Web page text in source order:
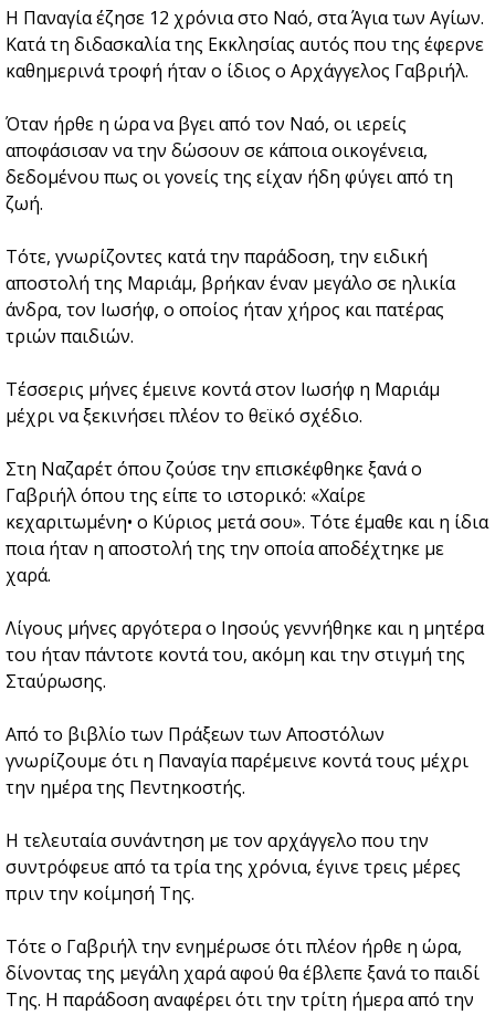
Η Παναγία έζησε 12 χρόνια στο Ναό, στα Άγια των Αγίων.
Κατά τη διδασκαλία της Εκκλησίας αυτός που της έφερνε
καθημερινά τροφή ήταν ο ίδιος ο Αρχάγγελος Γαβριήλ.
Όταν ήρθε η ώρα να βγει από τον Ναό, οι ιερείς
αποφάσισαν να την δώσουν σε κάποια οικογένεια,
δεδομένου πως οι γονείς της είχαν ήδη φύγει από τη
ζωή.
Τότε, γνωρίζοντες κατά την παράδοση, την ειδική
αποστολή της Μαριάμ, βρήκαν έναν μεγάλο σε ηλικία
άνδρα, τον Ιωσήφ, ο οποίος ήταν χήρος και πατέρας
τριών παιδιών.
Τέσσερις μήνες έμεινε κοντά στον Ιωσήφ η Μαριάμ
μέχρι να ξεκινήσει πλέον το θεϊκό σχέδιο.
Στη Ναζαρέτ όπου ζούσε την επισκέφθηκε ξανά ο
Γαβριήλ όπου της είπε το ιστορικό: «Χαίρε
κεχαριτωμένη• ο Κύριος μετά σου». Τότε έμαθε και η ίδια
ποια ήταν η αποστολή της την οποία αποδέχτηκε με
χαρά.
Λίγους μήνες αργότερα ο Ιησούς γεννήθηκε και η μητέρα
του ήταν πάντοτε κοντά του, ακόμη και την στιγμή της
Σταύρωσης.
Από το βιβλίο των Πράξεων των Αποστόλων
γνωρίζουμε ότι η Παναγία παρέμεινε κοντά τους μέχρι
την ημέρα της Πεντηκοστής.
Η τελευταία συνάντηση με τον αρχάγγελο που την
συντρόφευε από τα τρία της χρόνια, έγινε τρεις μέρες
πριν την κοίμησή Της.
Τότε ο Γαβριήλ την ενημέρωσε ότι πλέον ήρθε η ώρα,
δίνοντας της μεγάλη χαρά αφού θα έβλεπε ξανά το παιδί
Της. Η παράδοση αναφέρει ότι την τρίτη ήμερα από την